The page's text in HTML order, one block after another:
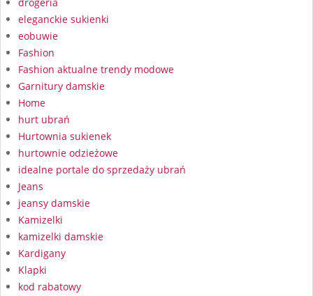
drogeria
eleganckie sukienki
eobuwie
Fashion
Fashion aktualne trendy modowe
Garnitury damskie
Home
hurt ubrań
Hurtownia sukienek
hurtownie odzieżowe
idealne portale do sprzedaży ubrań
Jeans
jeansy damskie
Kamizelki
kamizelki damskie
Kardigany
Klapki
kod rabatowy